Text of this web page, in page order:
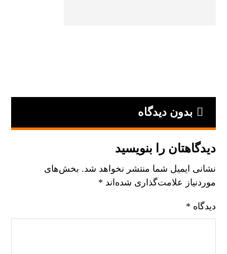
بدون دیدگاه
دیدگاهتان را بنویسید
نشانی ایمیل شما منتشر نخواهد شد. بخش‌های
موردنیاز علامت‌گذاری شده‌اند *
دیدگاه *